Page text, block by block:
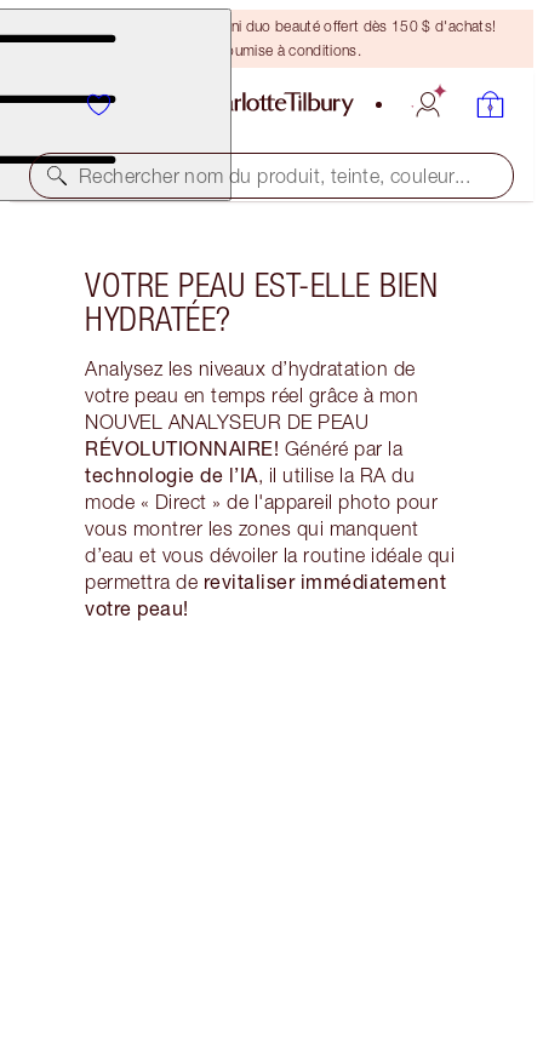
DERNIÈRE CHANCE ! Un mini duo beauté offert dès 150 $ d'achats!
Offre soumise à conditions.
Rechercher nom du produit, teinte, couleur...
VOTRE PEAU EST-ELLE BIEN
HYDRATÉE?
Analysez les niveaux d’hydratation de
votre peau en temps réel grâce à mon
NOUVEL ANALYSEUR DE PEAU
RÉVOLUTIONNAIRE! Généré par la
technologie de l’IA, il utilise la RA du
mode « Direct » de l'appareil photo pour
vous montrer les zones qui manquent
d’eau et vous dévoiler la routine idéale qui
permettra de revitaliser immédiatement
votre peau!